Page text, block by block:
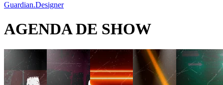
Guardian.Designer
AGENDA DE SHOW